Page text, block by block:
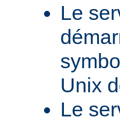
Le
Unix
Le